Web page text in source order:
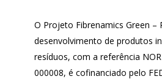
O Projeto Fibrenamics Green –
desenvolvimento de produtos
resíduos, com a referência
000008, é cofinanciado pelo